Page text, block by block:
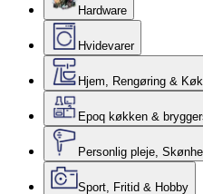
Hardware
Hvidevarer
Hjem, Rengøring &
Epoq køkken &
Personlig pleje,
Sport, Fritid & Hobby